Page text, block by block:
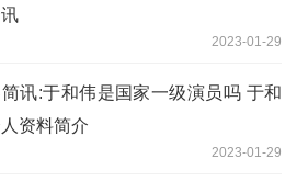
2023-01-29
讯:于和伟是国家一级演员吗 于和
资料简介
2023-01-29